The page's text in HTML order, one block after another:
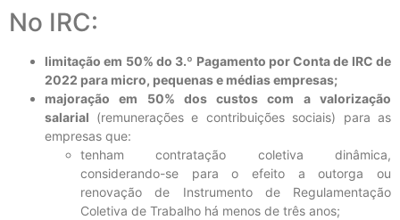
No IRC:
limitação em 50% do 3.º Pagamento por Conta de IRC de
2022 para micro, pequenas e médias empresas;
majoração em 50% dos custos com a valorização
salarial (remunerações e contribuições sociais) para as
empresas que:
tenham contratação coletiva dinâmica,
considerando-se para o efeito a outorga ou
renovação de Instrumento de Regulamentação
Coletiva de Trabalho há menos de três anos;